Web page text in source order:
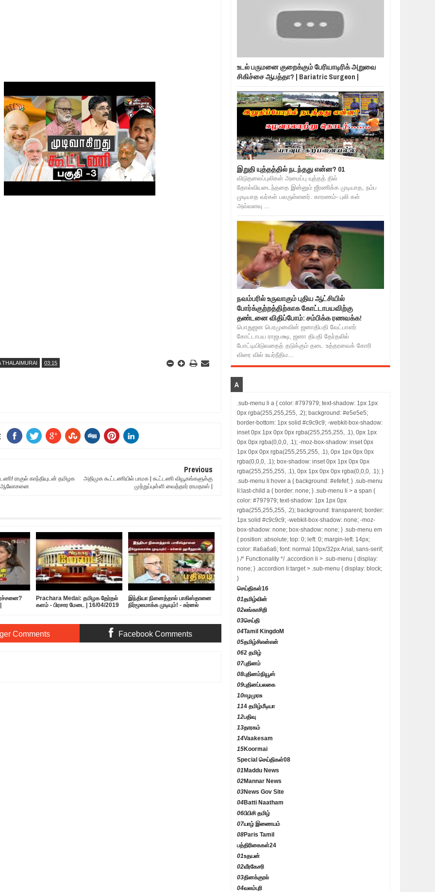
THALAIMURAI 03:15
ராகுல் காந்தியுடன் தமிழக
ஆலோசனை
Previous
அதிமுக கூட்டணியில் பாமக | கூட்டணி வியூகங்களுக்கு
முற்றுப்புள்ளி வைத்தார் ராமதாஸ் |
Prachara Medai: தமிழக தேர்தல்
களம் - பிரசார மேடை | 16/04/2019
இந்தியா நினைத்தால் பாகிஸ்தானை
நிர்மூலமாக்க முடியும்! - கர்னல்
Comments Facebook Comments
உடல் பருமனை குறைக்கும் பேரியாடிரிக் அறுவை
சிகிச்சை ஆபத்தா? | Bariatric Surgeon |
இறுதி யுத்தத்தில் நடந்தது என்ன? 01
விடுதலைப்புலிகள் அமைப்பு யுத்தத் தில்
தோல்வியடைந்ததை இன்னும் ஜீரணிக்க முடியாத, நம்ப
முடியாத வர்கள் பலருள்ளனர். காரணம்- புலி கள்
அவ்வளவு ...
நவம்பரில் உருவாகும் புதிய ஆட்சியில்
போர்க்குற்றத்திற்காக கோட்டாபயவிற்கு
தண்டனை விதிப்போம்: சம்பிக்க ரணவக்க!
பொதுஜன பெரமுனவின் ஜனாதிபதி வேட்பாளர்
கோட்டாபய ராஜபக்ஷ, ஜனா திபதி தேர்தலில்
போட்டியிடுவதைத் தடுக்கும் தடை உத்தரவைக் கோரி
விரை வில் உயர்நீதிம...
A
.sub-menu li a { color: #797979; text-shadow: 1px 1px
0px rgba(255,255,255, .2); background: #e5e5e5;
border-bottom: 1px solid #c9c9c9; -webkit-box-shadow:
inset 0px 1px 0px 0px rgba(255,255,255, .1), 0px 1px
0px 0px rgba(0,0,0, .1); -moz-box-shadow: inset 0px
1px 0px 0px rgba(255,255,255, .1), 0px 1px 0px 0px
rgba(0,0,0, .1); box-shadow: inset 0px 1px 0px 0px
rgba(255,255,255, .1), 0px 1px 0px 0px rgba(0,0,0, .1); }
.sub-menu li:hover a { background: #efefef; } .sub-menu
li:last-child a { border: none; } .sub-menu li > a span {
color: #797979; text-shadow: 1px 1px 0px
rgba(255,255,255, .2); background: transparent; border:
1px solid #c9c9c9; -webkit-box-shadow: none; -moz-
box-shadow: none; box-shadow: none; } .sub-menu em
{ position: absolute; top: 0; left: 0; margin-left: 14px;
color: #a6a6a6; font: normal 10px/32px Arial, sans-serif;
} /* Functionality */ .accordion li > .sub-menu { display:
none; } .accordion li:target > .sub-menu { display: block;
}
செய்திகள்16
01தமிழ்வின்
02லங்காசிறி
03செய்தி
04Tamil KingdoM
05தமிழ்சிஎன்என்
062 தமிழ்
07புதினம்
08புதினம்நியூஸ்
09புதினப்பலகை
10ஈழமுரசு
114 தமிழ்மீடியா
12பதிவு
13தாரகம்
14Vaakesam
15Koormai
Special செய்திகள்08
01 Maddu News
02Mannar News
03News Gov Site
04Batti Naatham
06பிபிசி தமிழ்
07யாழ் இணையம்
08Paris Tamil
பத்திரிகைகள்24
01உதயன்
02வீரகேசரி
03தினக்குரல்
04வலம்புரி